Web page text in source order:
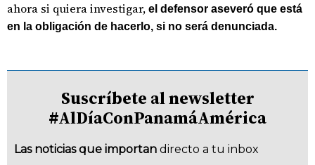
ahora si quiera investigar, el defensor aseveró que está
en la obligación de hacerlo, si no será denunciada.
Suscríbete al newsletter
#AlDíaConPanamáAmérica
Las noticias que importan directo a tu inbox